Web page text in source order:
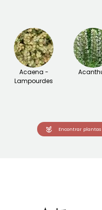
Acaena -
Lampourdes
Encontrar